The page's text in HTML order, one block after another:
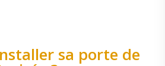
sa porte de